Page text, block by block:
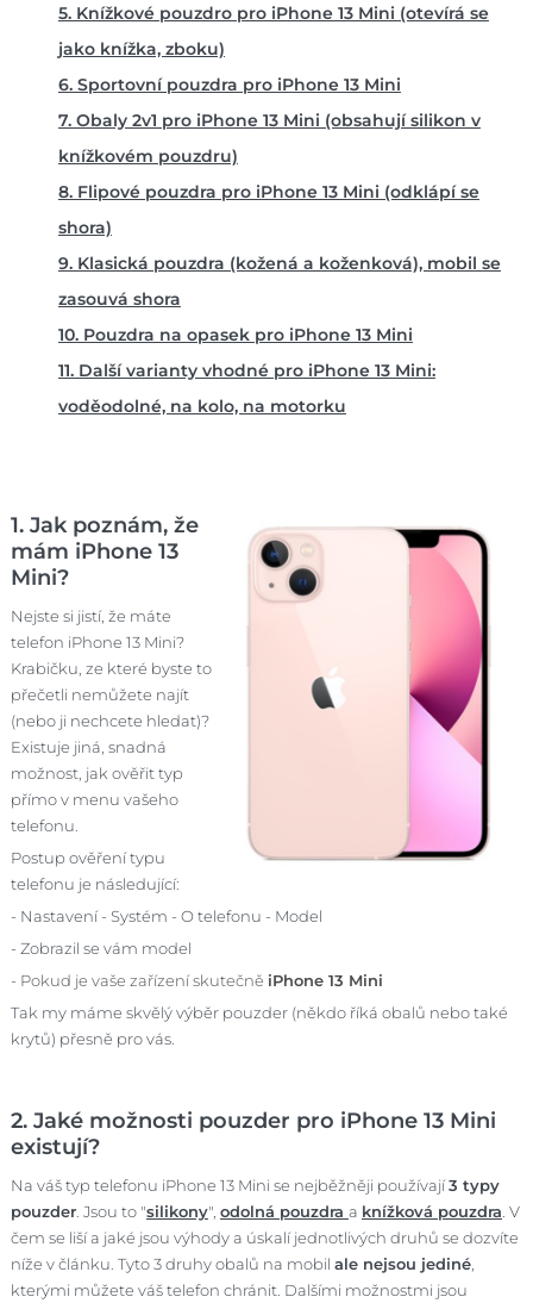
5. Knížkové pouzdro pro iPhone 13 Mini (otevírá se
jako knížka, zboku)
6. Sportovní pouzdra pro iPhone 13 Mini
7. Obaly 2v1 pro iPhone 13 Mini (obsahují silikon v
knížkovém pouzdru)
8. Flipové pouzdra pro iPhone 13 Mini (odklápí se
shora)
9. Klasická pouzdra (kožená a koženková), mobil se
zasouvá shora
10. Pouzdra na opasek pro iPhone 13 Mini
11. Další varianty vhodné pro iPhone 13 Mini:
voděodolné, na kolo, na motorku
1. Jak poznám, že
mám iPhone 13
Mini?
Nejste si jistí, že máte
telefon iPhone 13 Mini?
Krabičku, ze které byste to
přečetli nemůžete najít
(nebo ji nechcete hledat)?
Existuje jiná, snadná
možnost, jak ověřit typ
přímo v menu vašeho
telefonu.
Postup ověření typu
telefonu je následující:
- Nastavení - Systém - O telefonu - Model
- Zobrazil se vám model
- Pokud je vaše zařízení skutečně iPhone 13 Mini
Tak my máme skvělý výběr pouzder (někdo říká obalů nebo také
krytů) přesně pro vás.
2. Jaké možnosti pouzder pro iPhone 13 Mini
existují?
Na váš typ telefonu iPhone 13 Mini se nejběžněji používají3 typy
pouzder. Jsou to "silikony", odolná pouzdra a knížková pouzdra . V
čem se liší a jaké jsou výhody a úskalí jednotlivých druhů se dozvíte
níže v článku. Tyto 3 druhy obalů na mobil ale nejsou jediné,
kterými můžete váš telefon chránit. Dalšími možnostmi jsou